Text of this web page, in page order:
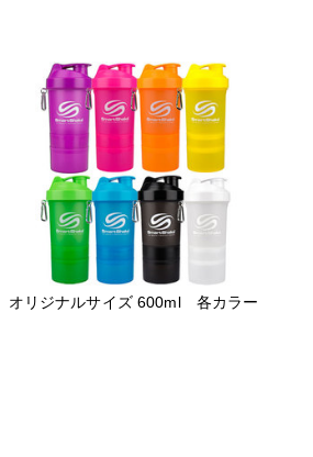
オリジナルサイズ 600ml 各カラー